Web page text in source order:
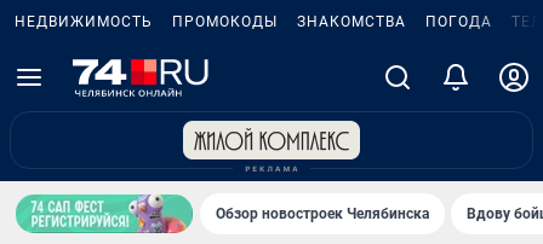
НЕДВИЖИМОСТЬ ПРОМОКОДЫ ЗНАКОМСТВА ПОГОДА
Обзор новостроек Челябинска Вдову